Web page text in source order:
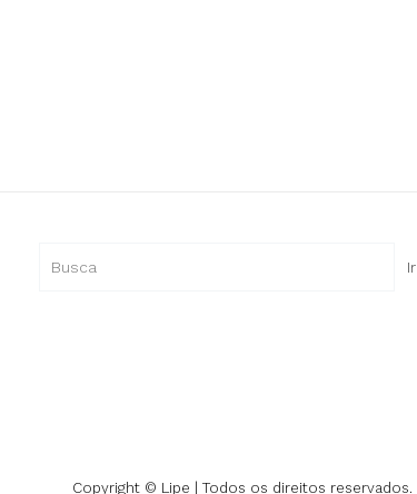
Ir
Copyright © Lipe | Todos os direitos reservados.